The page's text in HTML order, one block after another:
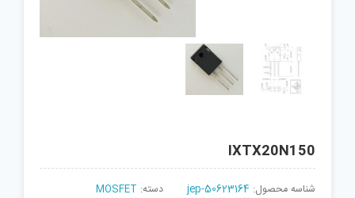
IXTX20N150
شناسه محصول: jep-50623164 دسته: MOSFET